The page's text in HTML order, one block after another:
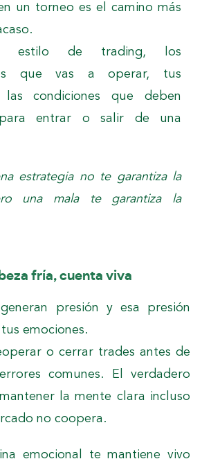
un torneo es el camino más
estilo de trading, los
que vas a operar, tus
condiciones que deben
entrar o salir de una
estrategia no te garantiza la
una mala te garantiza la
fría, cuenta viva
presión y esa presión
emociones.
o cerrar trades antes de
comunes. El verdadero
la mente clara incluso
no coopera.
emocional te mantiene vivo